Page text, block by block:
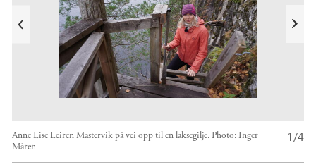
Anne Lise Leiren Mastervik på vei opp til en laksegilje. Photo:Inger
Måren
1/4